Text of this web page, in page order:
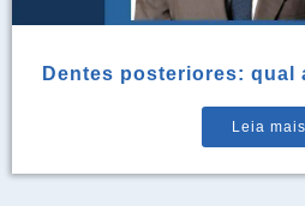
Dentes posteriores: qual
Leia mais